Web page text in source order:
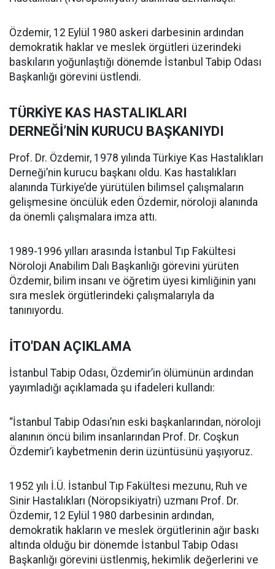
Özdemir, 12 Eylül 1980 askeri darbesinin ardından
demokratik haklar ve meslek örgütleri üzerindeki
baskıların yoğunlaştığı dönemde İstanbul Tabip Odası
Başkanlığı görevini üstlendi.
TÜRKİYE KAS HASTALIKLARI
DERNEĞİ’NİN KURUCU BAŞKANIYDI
Prof. Dr. Özdemir, 1978 yılında Türkiye Kas Hastalıkları
Derneği’nin kurucu başkanı oldu. Kas hastalıkları
alanında Türkiye’de yürütülen bilimsel çalışmaların
gelişmesine öncülük eden Özdemir, nöroloji alanında
da önemli çalışmalara imza attı.
1989-1996 yılları arasında İstanbul Tıp Fakültesi
Nöroloji Anabilim Dalı Başkanlığı görevini yürüten
Özdemir, bilim insanı ve öğretim üyesi kimliğinin yanı
sıra meslek örgütlerindeki çalışmalarıyla da
tanınıyordu.
İTO'DAN AÇIKLAMA
İstanbul Tabip Odası, Özdemir’in ölümünün ardından
yayımladığı açıklamada şu ifadeleri kullandı:
“İstanbul Tabip Odası’nın eski başkanlarından, nöroloji
alanının öncü bilim insanlarından Prof. Dr. Coşkun
Özdemir’i kaybetmenin derin üzüntüsünü yaşıyoruz.
1952 yılı İ.Ü. İstanbul Tıp Fakültesi mezunu, Ruh ve
Sinir Hastalıkları (Nöropsikiyatri) uzmanı Prof. Dr.
Özdemir, 12 Eylül 1980 darbesinin ardından,
demokratik hakların ve meslek örgütlerinin ağır baskı
altında olduğu bir dönemde İstanbul Tabip Odası
Başkanlığı görevini üstlenmiş, hekimlik değerlerini ve